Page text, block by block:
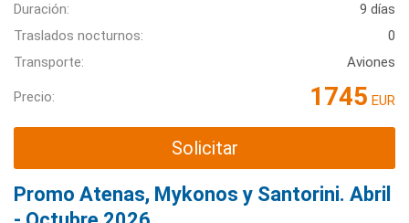
Duración:
9 días
Traslados nocturnos:
0
Transporte:
Aviones
Precio: 1745 EUR
Solicitar
Promo Atenas, Mykonos y Santorini. Abril